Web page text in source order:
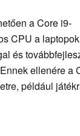
a Core i9-
CPU a laptopok
és
ellenére a
például